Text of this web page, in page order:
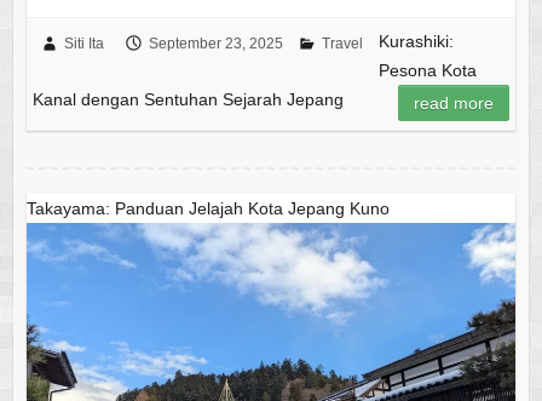
Siti Ita September 23, 2025 Travel
Kurashiki:
Pesona Kota
Kanal dengan Sentuhan Sejarah Jepang
read more
Takayama: Panduan Jelajah Kota Jepang Kuno